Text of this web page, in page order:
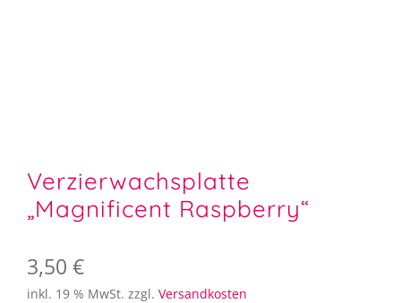
Verzierwachsplatte
„Magnificent Raspberry“
3,50 €
inkl. 19 % MwSt. zzgl. Versandkosten